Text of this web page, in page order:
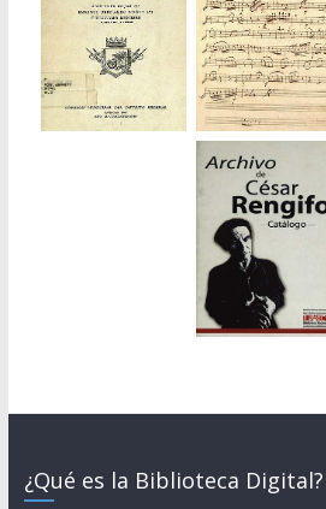
¿Qué es la Biblioteca Digital?